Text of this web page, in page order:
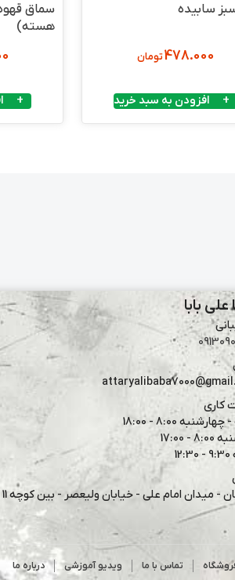
سابیده
478.000تومان
افزودن به سبد خرید
سماق
هسته)
علی بابا
کاری
8:00 - 18:00
- 17:00
- میدان امام علی - خیابان ولیعصر - بین کوچه 11 و 13
تماس با ما ویدیو آموزشی درباره ما